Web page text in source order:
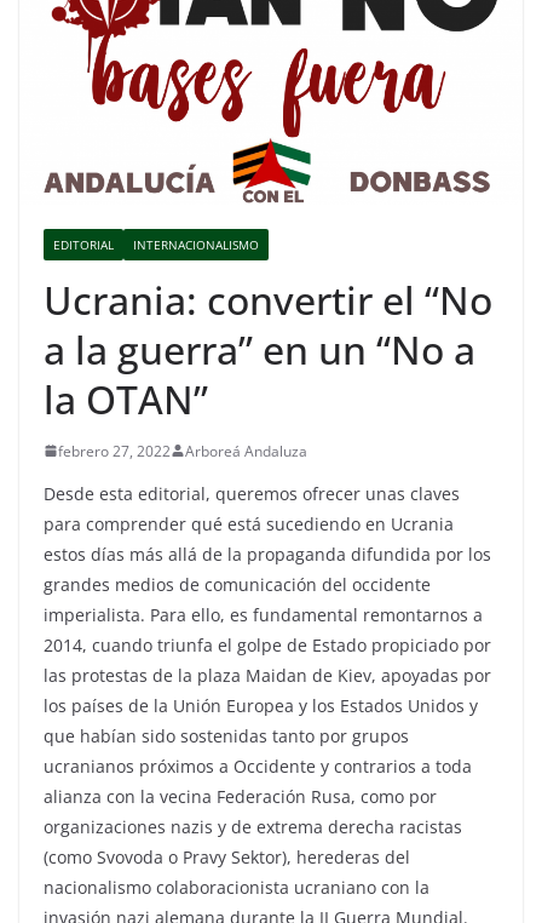
EDITORIAL INTERNACIONALISMO
Ucrania: convertir el “No
a la guerra” en un “No a
la OTAN”
febrero 27, 2022 Arboreá Andaluza
Desde esta editorial, queremos ofrecer unas claves
para comprender qué está sucediendo en Ucrania
estos días más allá de la propaganda difundida por los
grandes medios de comunicación del occidente
imperialista. Para ello, es fundamental remontarnos a
2014, cuando triunfa el golpe de Estado propiciado por
las protestas de la plaza Maidan de Kiev, apoyadas por
los países de la Unión Europea y los Estados Unidos y
que habían sido sostenidas tanto por grupos
ucranianos próximos a Occidente y contrarios a toda
alianza con la vecina Federación Rusa, como por
organizaciones nazis y de extrema derecha racistas
(como Svovoda o Pravy Sektor), herederas del
nacionalismo colaboracionista ucraniano con la
invasión nazi alemana durante la II Guerra Mundial.